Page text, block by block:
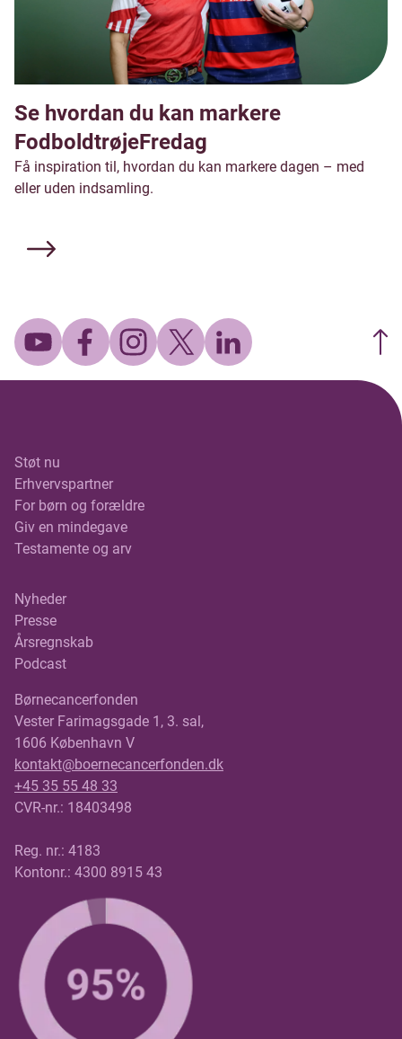
Se hvordan du kan markere
FodboldtrøjeFredag
Få inspiration til, hvordan du kan markere dagen – med
eller uden indsamling.
Støt nu
Erhvervspartner
For børn og forældre
Giv en mindegave
Testamente og arv
Nyheder
Presse
Årsregnskab
Podcast
Børnecancerfonden
Vester Farimagsgade 1, 3. sal,
1606 København V
kontakt@boernecancerfonden.dk
+45 35 55 48 33
CVR-nr.: 18403498
Reg. nr.: 4183
Kontonr.: 4300 8915 43